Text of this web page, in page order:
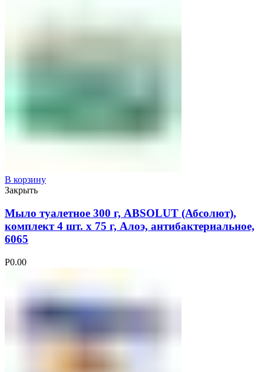
В корзину
Закрыть
Мыло туалетное 300 г, ABSOLUT (Абсолют),
комплект 4 шт. х 75 г, Алоэ, антибактериальное,
6065
Р0.00